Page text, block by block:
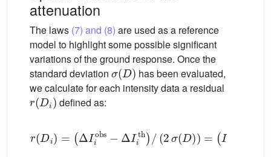
attenuation
The laws (7) and (8) are used as a reference
model to highlight some possible significant
variations of the ground response. Once the
standard deviation
σ(D)
has been evaluated,
we calculate for each intensity data a residual
r(Di)
defined as:
i) = ΔIiobs − ΔIith ) (2 (D))= th−